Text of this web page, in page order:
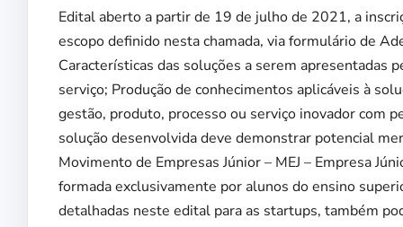
Edital aberto a partir de 19 de julho de 2021, a
escopo definido nesta chamada, via formulário de
Características das soluções a serem apresentadas
serviço; Produção de conhecimentos aplicáveis à
gestão, produto, processo ou serviço inovador com
solução desenvolvida deve demonstrar potencial
Movimento de Empresas Júnior – MEJ – Empresa
formada exclusivamente por alunos do ensino
detalhadas neste edital para as startups, também